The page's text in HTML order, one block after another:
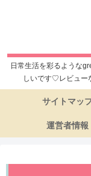
日常生活を彩るような
しいです♡レビュー
サイトマッ
運営者情報